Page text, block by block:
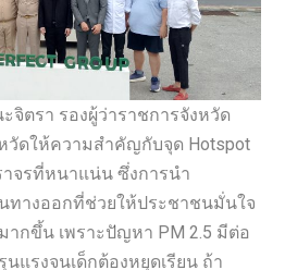
จิตรา รองผู้ว่าราชการจังหวัด
วัดให้ความสำคัญกับจุด Hotspot
จรที่หนาแน่น ซึ่งการนำ
ทางออกที่ช่วยให้ประชาชนมั่นใจ
ากขึ้น เพราะปัญหา PM 2.5 มีต่อ
แรงจนเด็กต้องหยุดเรียน ถ้า